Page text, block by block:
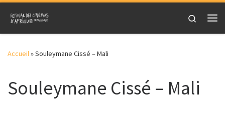
Skip to content
Search
Accueil»Souleymane Cissé – Mali
Souleymane Cissé – Mali